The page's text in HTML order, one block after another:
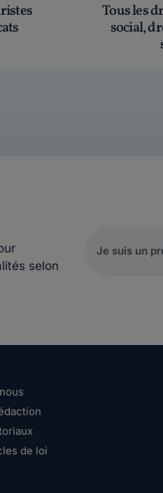
Tous les
social,
selon
de loi